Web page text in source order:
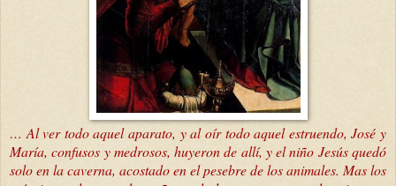
… Al ver todo aquel aparato, y al oír todo aquel estruendo, José y
María, confusos y medrosos, huyeron de allí, y el niño Jesús quedó
solo en la caverna, acostado en el pesebre de los animales. Mas los